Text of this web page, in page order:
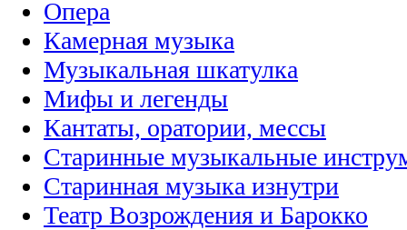
Опера
Камерная музыка
Музыкальная шкатулка
Мифы и легенды
Кантаты, оратории, мессы
Старинные музыкальные
Старинная музыка изнутри
Театр Возрождения и Барокко